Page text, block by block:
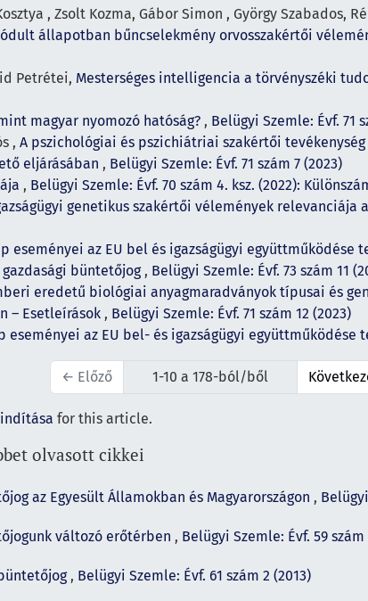
, Zsolt Kozma, Gábor Simon , György Szabados,
állapotban bűncselekmény orvosszakértői
Petrétei, Mesterséges intelligencia a törvényszéki
magyar nyomozó hatóság? , Belügyi Szemle: Évf. 71
, A pszichológiai és pszichiátriai szakértői
eljárásában , Belügyi Szemle: Évf. 71 szám 7 (2023)
, Belügyi Szemle: Évf. 70 szám 4. ksz. (2022):
genetikus szakértői vélemények relevanciája
eseményei az EU bel és igazságügyi együttműködése
gazdasági büntetőjog , Belügyi Szemle: Évf. 73 szám 11
eredetű biológiai anyagmaradványok típusai és
– Esetleírások , Belügyi Szemle: Évf. 71 szám 12 (2023)
eseményei az EU bel- és igazságügyi együttműködése
← Előző 1-10 a 178-ból/ből
for this article.
olvasott cikkei
az Egyesült Államokban és Magyarországon ,
változó erőtérben , Belügyi Szemle: Évf. 59 szám
, Belügyi Szemle: Évf. 61 szám 2 (2013)